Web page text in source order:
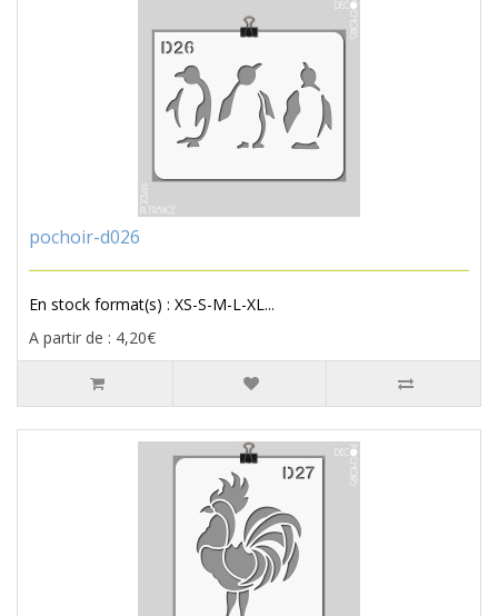
pochoir-d026
En stock format(s) : XS-S-M-L-XL...
A partir de : 4,20€